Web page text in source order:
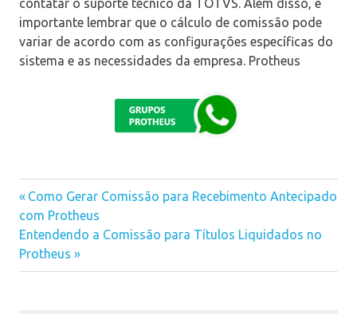
importante lembrar que o cálculo de comissão pode
variar de acordo com as configurações específicas do
sistema e as necessidades da empresa. Protheus
Navegação
de
Post
Previous
Post:
Como Gerar Comissão para Recebimento Antecipado
com Protheus
Next
Post:
Entendendo a Comissão para Títulos Liquidados no
Protheus